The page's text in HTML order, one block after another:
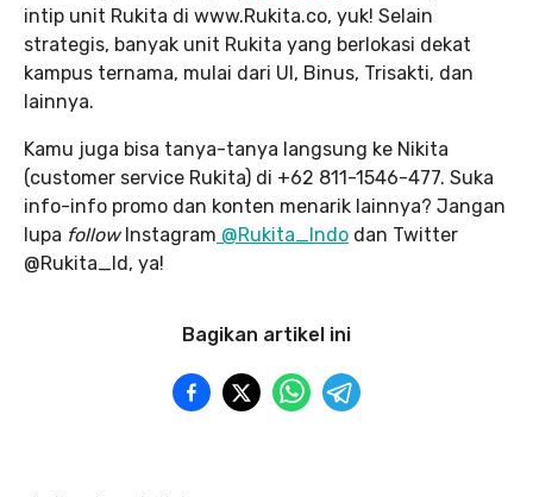
intip unit Rukita di www.Rukita.co, yuk! Selain
strategis, banyak unit Rukita yang berlokasi dekat
kampus ternama, mulai dari UI, Binus, Trisakti, dan
lainnya.
Kamu juga bisa tanya-tanya langsung ke Nikita
(customer service Rukita) di +62 811-1546-477. Suka
info-info promo dan konten menarik lainnya? Jangan
lupa follow Instagram @Rukita_Indo dan Twitter
@Rukita_Id, ya!
Bagikan artikel ini